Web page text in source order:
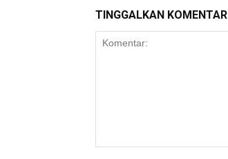
TINGGALKAN KOMENTAR